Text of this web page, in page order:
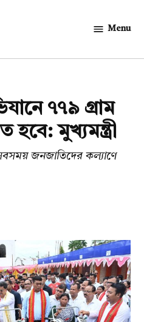
Menu
৭৭৯ গ্রাম
মুখ্যমন্ত্রী
জনজাতিদের কল্যাণে